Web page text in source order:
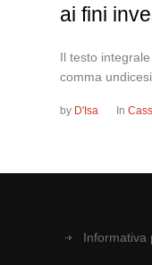
ai fini
Il testo
comma
by D'Isa In
Informativa